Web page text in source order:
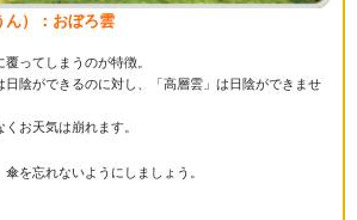
ん）：おぼろ雲
ってしまうのが特徴。
日陰ができるのに対し、「高層雲」は日陰ができませ
お天気は崩れます。
を忘れないようにしましょう。